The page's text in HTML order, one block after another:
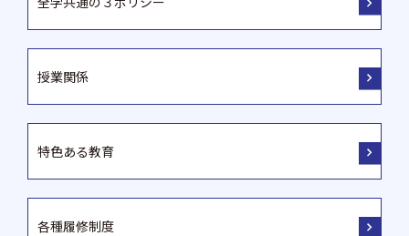
授業関係
特色ある教育
各種履修制度